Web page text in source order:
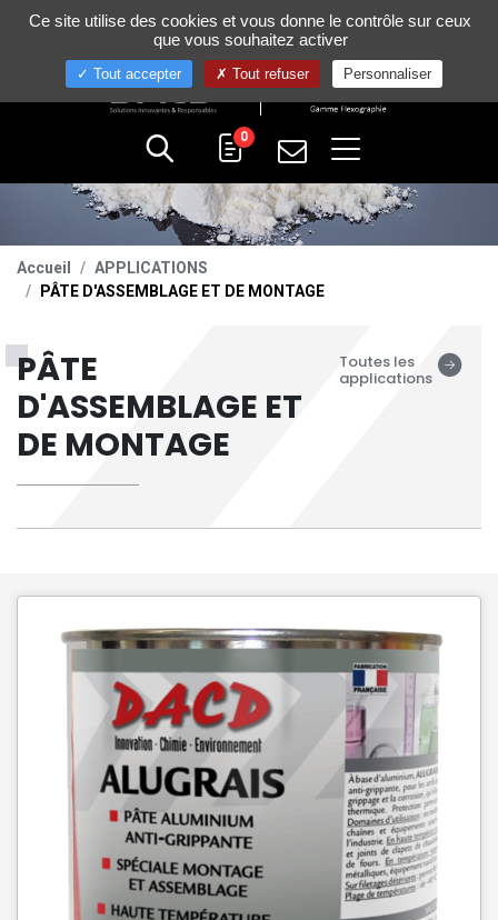
+33 (0)4 75 58 80 10
0
Accueil
APPLICATIONS
PÂTE D'ASSEMBLAGE ET DE MONTAGE
PÂTE
D'ASSEMBLAGE ET
DE MONTAGE
Toutes les
applications
Gestion de vos préférences sur les cookies
Ce site utilise des cookies et vous donne le contrôle sur ceux
que vous souhaitez activer
Tout accepter Tout refuser Personnaliser